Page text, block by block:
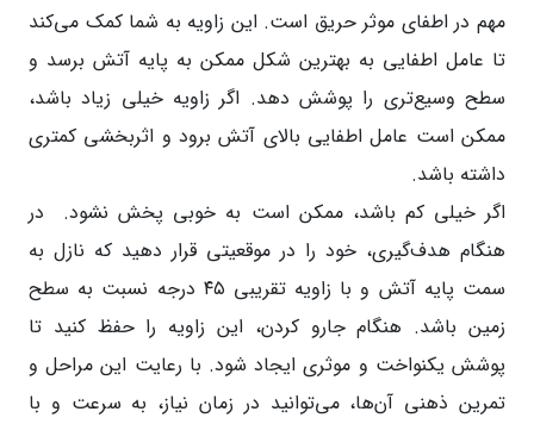
مهم در اطفای موثر حریق است. این زاویه به شما کمک می‌کند
تا عامل اطفایی به بهترین شکل ممکن به پایه آتش برسد و
سطح وسیع‌تری را پوشش دهد. اگر زاویه خیلی زیاد باشد،
ممکن است عامل اطفایی بالای آتش برود و اثربخشی کمتری
داشته باشد.
اگر خیلی کم باشد، ممکن است به خوبی پخش نشود. در
هنگام هدف‌گیری، خود را در موقعیتی قرار دهید که نازل به
سمت پایه آتش و با زاویه تقریبی ۴۵ درجه نسبت به سطح
زمین باشد. هنگام جارو کردن، این زاویه را حفظ کنید تا
پوشش یکنواخت و موثری ایجاد شود. با رعایت این مراحل و
تمرین ذهنی آن‌ها، می‌توانید در زمان نیاز، به سرعت و با